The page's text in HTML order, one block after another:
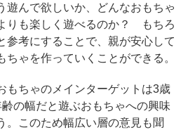
遊んで欲しいか、どんなおもちゃ
りも楽しく遊べるのか？ もちろ
参考にすることで、親が安心して
ちゃを作っていくことができる。
ちゃのメインターゲットは3歳
の幅だと遊ぶおもちゃへの興味
。このため幅広い層の意見も聞